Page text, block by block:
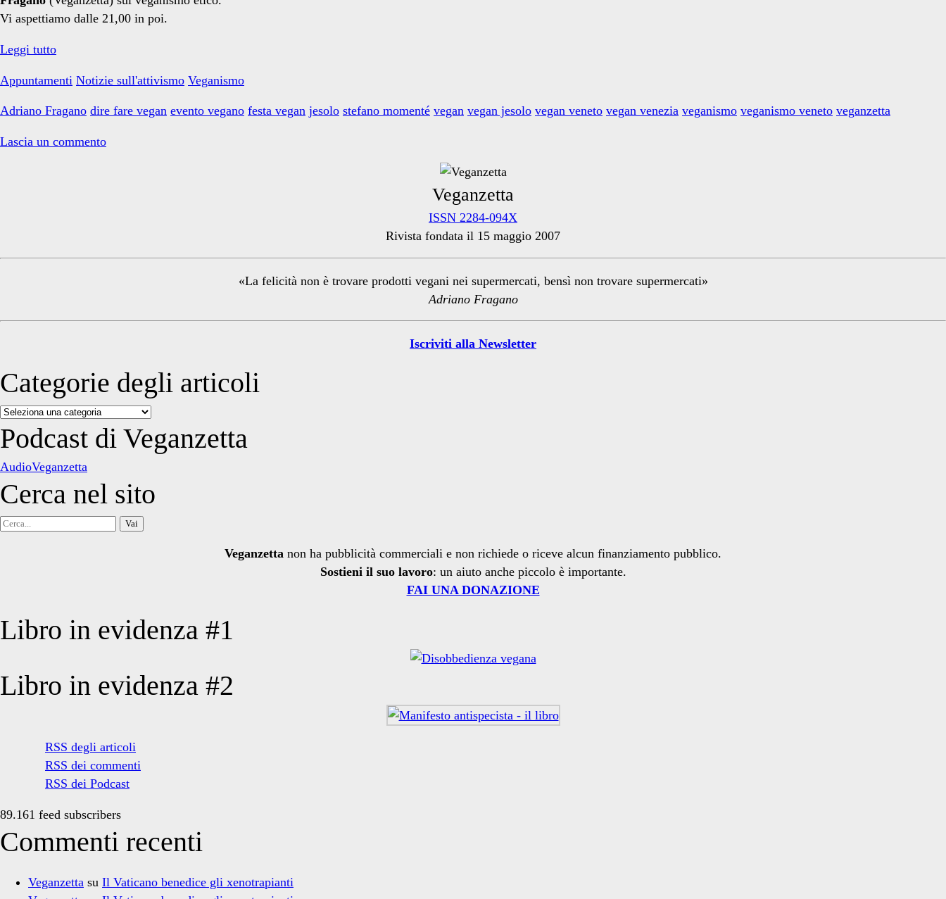
Vi aspettiamo dalle 21,00 in poi.
Leggi tuttoParliamo
veganismo
Jesolo
Appuntamenti Notizie sull'attivismo Veganismo
Adriano Fragano dire fare vegan evento vegano festa vegan jesolo stefano momenté vegan vegan jesolo vegan veneto vegan venezia veganismo veganismo veneto veganzetta
Lascia un commento
Sidebar
Veganzetta
ISSN 2284-094X
Rivista fondata il 15 maggio 2007
«La felicità non è trovare prodotti vegani nei supermercati, bensì non trovare supermercati»
Adriano Fragano
Iscriviti alla Newsletter
Categorie degli articoli
Categorie
degli
articoli
Podcast di Veganzetta
AudioVeganzetta
Cerca nel sito
Cerca
Veganzetta non ha pubblicità commerciali e non richiede o riceve alcun finanziamento pubblico.
Sostieni il suo lavoro: un aiuto anche piccolo è importante.
FAI UNA DONAZIONE
Libro in evidenza #1
Libro in evidenza #2
RSS degli articoli
RSS dei commenti
RSS dei Podcast
89.161 feed subscribers
Commenti recenti
Veganzetta su Il Vaticano benedice gli xenotrapianti